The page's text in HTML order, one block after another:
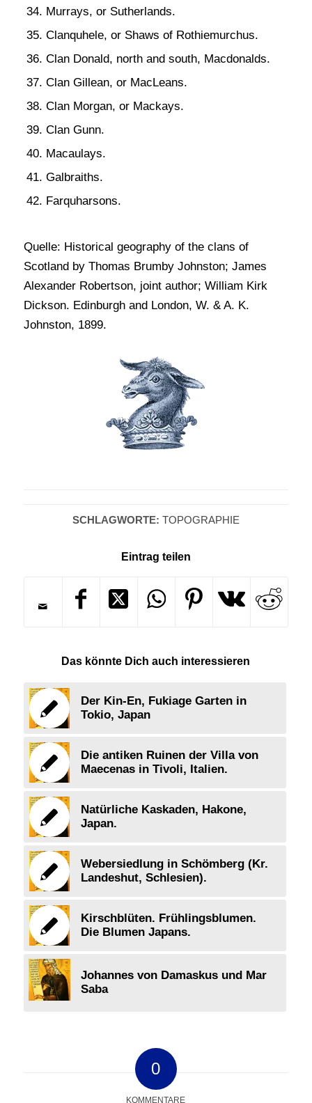
Murrays, or Sutherlands.
Clanquhele, or Shaws of Rothiemurchus.
Clan Donald, north and south, Macdonalds.
Clan Gillean, or MacLeans.
Clan Morgan, or Mackays.
Clan Gunn.
Macaulays.
Galbraiths.
Farquharsons.
Quelle: Historical geography of the clans of
Scotland by Thomas Brumby Johnston; James
Alexander Robertson, joint author; William Kirk
Dickson. Edinburgh and London, W. & A. K.
Johnston, 1899.
SCHLAGWORTE: TOPOGRAPHIE
Eintrag teilen
Das könnte Dich auch interessieren
Der Kin-En, Fukiage Garten in
Tokio, Japan
Die antiken Ruinen der Villa von
Maecenas in Tivoli, Italien.
Natürliche Kaskaden, Hakone,
Japan.
Webersiedlung in Schömberg (Kr.
Landeshut, Schlesien).
Kirschblüten. Frühlingsblumen.
Die Blumen Japans.
Johannes von Damaskus und Mar
Saba
0
KOMMENTARE